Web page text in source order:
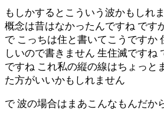
もしかするとこういう波かもしれ
概念は昔はなかったんですね です
で こっちは住と書いてこうですか
しいので書きません 生住滅ですね
ですね これ私の縦の線はちょっと
た方がいいかもしれません
で 波の場合はまあこんなもんだか